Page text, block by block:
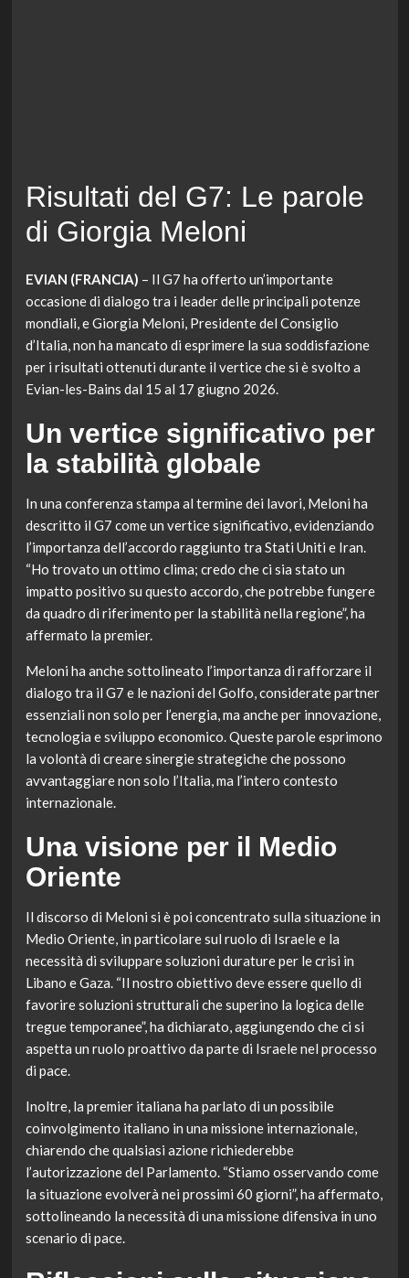
Risultati del G7: Le parole
di Giorgia Meloni
EVIAN (FRANCIA) – Il G7 ha offerto un’importante
occasione di dialogo tra i leader delle principali potenze
mondiali, e Giorgia Meloni, Presidente del Consiglio
d’Italia, non ha mancato di esprimere la sua soddisfazione
per i risultati ottenuti durante il vertice che si è svolto a
Evian-les-Bains dal 15 al 17 giugno 2026.
Un vertice significativo per
la stabilità globale
In una conferenza stampa al termine dei lavori, Meloni ha
descritto il G7 come un vertice significativo, evidenziando
l’importanza dell’accordo raggiunto tra Stati Uniti e Iran.
“Ho trovato un ottimo clima; credo che ci sia stato un
impatto positivo su questo accordo, che potrebbe fungere
da quadro di riferimento per la stabilità nella regione”, ha
affermato la premier.
Meloni ha anche sottolineato l’importanza di rafforzare il
dialogo tra il G7 e le nazioni del Golfo, considerate partner
essenziali non solo per l’energia, ma anche per innovazione,
tecnologia e sviluppo economico. Queste parole esprimono
la volontà di creare sinergie strategiche che possono
avvantaggiare non solo l’Italia, ma l’intero contesto
internazionale.
Una visione per il Medio
Oriente
Il discorso di Meloni si è poi concentrato sulla situazione in
Medio Oriente, in particolare sul ruolo di Israele e la
necessità di sviluppare soluzioni durature per le crisi in
Libano e Gaza. “Il nostro obiettivo deve essere quello di
favorire soluzioni strutturali che superino la logica delle
tregue temporanee”, ha dichiarato, aggiungendo che ci si
aspetta un ruolo proattivo da parte di Israele nel processo
di pace.
Inoltre, la premier italiana ha parlato di un possibile
coinvolgimento italiano in una missione internazionale,
chiarendo che qualsiasi azione richiederebbe
l’autorizzazione del Parlamento. “Stiamo osservando come
la situazione evolverà nei prossimi 60 giorni”, ha affermato,
sottolineando la necessità di una missione difensiva in uno
scenario di pace.